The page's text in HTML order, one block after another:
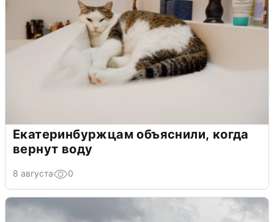
Екатеринбуржцам объяснили, когда
вернут воду
8 августа 0